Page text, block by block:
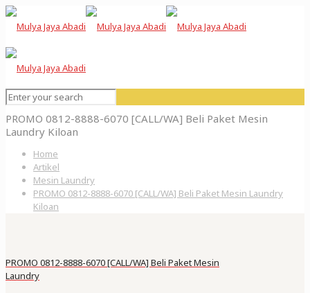
PROMO 0812-8888-6070 [CALL/WA] Beli Paket Mesin
Laundry Kiloan
Home
Artikel
Mesin Laundry
PROMO 0812-8888-6070 [CALL/WA] Beli Paket Mesin Laundry
Kiloan
PROMO 0812-8888-6070 [CALL/WA] Beli Paket Mesin
Laundry